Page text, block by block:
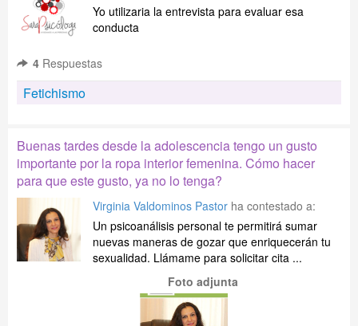
Yo utilizaria la entrevista para evaluar esa
conducta
4 Respuestas
Fetichismo
Buenas tardes desde la adolescencia tengo un gusto
importante por la ropa interior femenina. Cómo hacer
para que este gusto, ya no lo tenga?
Virginia Valdominos Pastor ha contestado a:
Un psicoanálisis personal te permitirá sumar
nuevas maneras de gozar que enriquecerán tu
sexualidad. Llámame para solicitar cita ...
Foto adjunta